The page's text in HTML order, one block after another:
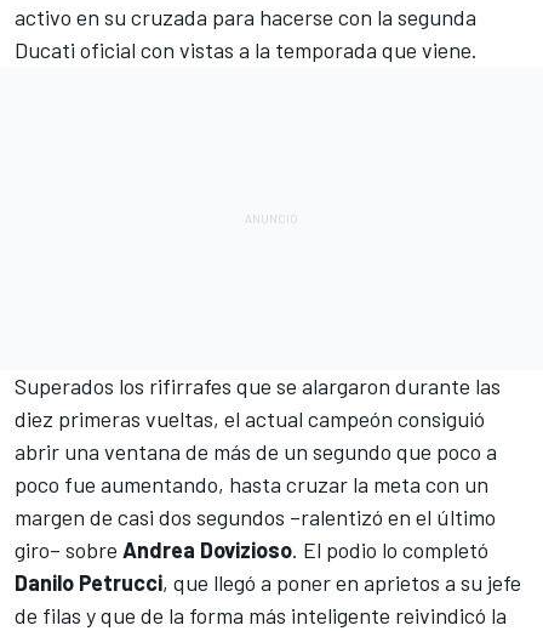
activo en su cruzada para hacerse con la segunda
Ducati oficial con vistas a la temporada que viene.
Superados los rifirrafes que se alargaron durante las
diez primeras vueltas, el actual campeón consiguió
abrir una ventana de más de un segundo que poco a
poco fue aumentando, hasta cruzar la meta con un
margen de casi dos segundos –ralentizó en el último
giro– sobre Andrea Dovizioso. El podio lo completó
Danilo Petrucci, que llegó a poner en aprietos a su jefe
de filas y que de la forma más inteligente reivindicó la